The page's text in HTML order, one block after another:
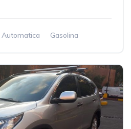
Automatica
Gasolina